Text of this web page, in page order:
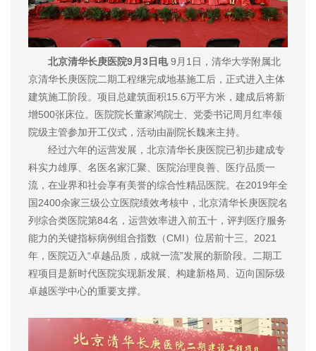
北京清华长庚医院9月3日电9月1日，清华大学附属北
京清华长庚医院二期工程继完成地基施工后，正式进入主体
建筑施工阶段。项目总建筑面积15.6万平方米，建成后将新
增500张床位。医院院长董家鸿院士、党委书记周月红率领
院级主管参加开工仪式，活动由副院长魏来主持。
经过六年的运营发展，北京清华长庚医院已初步建成专
科实力雄厚、名医名家汇聚、医院治理良善、医疗品质一
流，在业界和社会享有美誉的综合性精品医院。在2019年全
国2400余家三级公立医院绩效考核中，北京清华长庚医院名
列综合类医院第84名，运营效率进入前五十，评判医疗服务
能力的关键指标病例组合指数（CMI）位居前十三。2021
年，医院迈入“卓越品质，成就一流”发展的新阶段。二期工
程项目是新时代医院实现新发展、构建新格局、迈向国际级
卓越医学中心的重要支撑。